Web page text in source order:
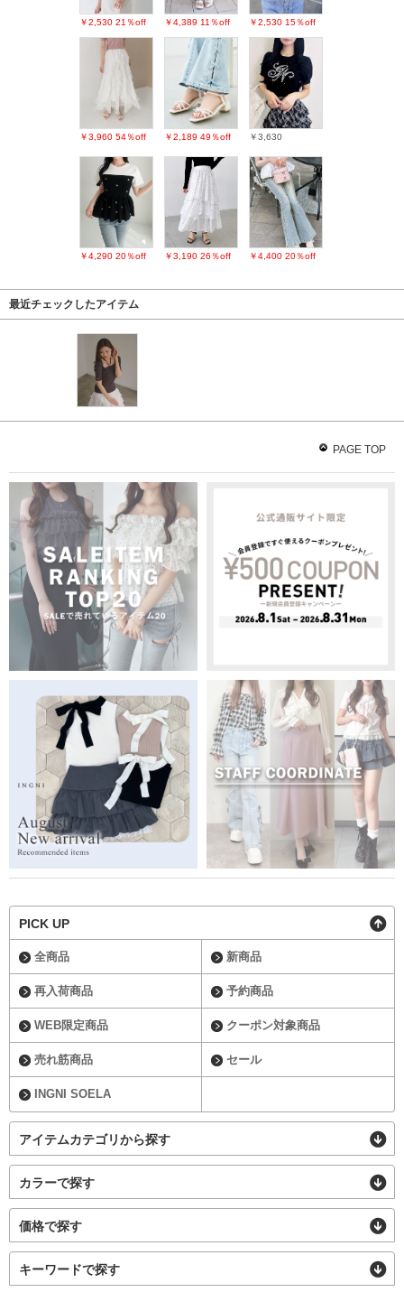
￥2,530 21％off ￥4,389 11％off ￥2,530 15％off
￥3,960 54％off ￥2,189 49％off ￥3,630
￥4,290 20％off ￥3,190 26％off ￥4,400 20％off
最近チェックしたアイテム
PAGE TOP
PICK UP
全商品 新商品
再入荷商品 予約商品
WEB限定商品 クーポン対象商品
売れ筋商品 セール
INGNI SOELA
アイテムカテゴリから探す
カラーで探す
価格で探す
キーワードで探す